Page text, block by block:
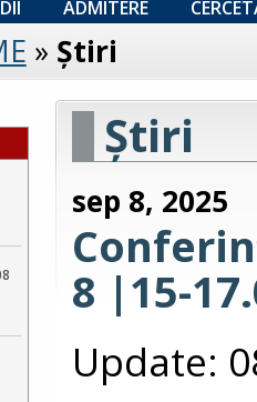
ADMITERE
» Ştiri
Ştiri
sep 8, 2025
8 |15-
Update: